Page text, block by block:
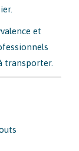
et
transporter.